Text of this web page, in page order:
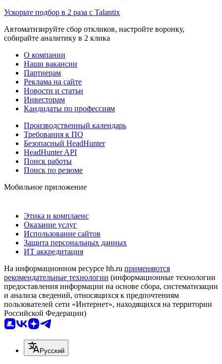
Ускорьте подбор в 2 раза с Talantix
Автоматизируйте сбор откликов, настройте воронку,
собирайте аналитику в 2 клика
О компании
Наши вакансии
Партнерам
Реклама на сайте
Новости и статьи
Инвесторам
Кандидаты по профессиям
Производственный календарь
Требования к ПО
Безопасный HeadHunter
HeadHunter API
Поиск работы
Поиск по резюме
Мобильное приложение
Этика и комплаенс
Оказание услуг
Использование сайтов
Защита персональных данных
ИТ аккредитация
На информационном ресурсе hh.ru применяются
рекомендательные технологии (информационные технологии
предоставления информации на основе сбора, систематизации
и анализа сведений, относящихся к предпочтениям
пользователей сети «Интернет», находящихся на территории
Российской Федерации)
Русский